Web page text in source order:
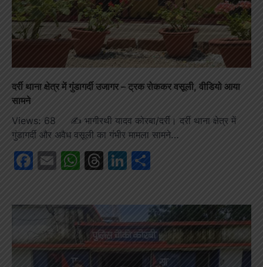
दर्री थाना क्षेत्र में गुंडागर्दी उजागर – ट्रक रोककर वसूली, वीडियो आया
सामने
Views: 68 ✍️ भागीरथी यादव कोरबा/दर्री। दर्री थाना क्षेत्र में
गुंडागर्दी और अवैध वसूली का गंभीर मामला सामने…
Facebook
EmailWhatsApp
Threads
LinkedIn